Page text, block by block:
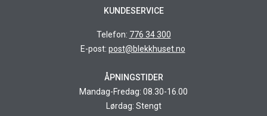
KUNDESERVICE
Telefon: 776 34 300
E-post: post@blekkhuset.no
ÅPNINGSTIDER
Mandag-Fredag: 08.30-16.00
Lørdag: Stengt